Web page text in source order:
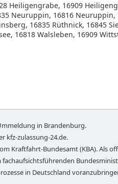
Heiligengrabe, 16909
Neuruppin, 16816
16835 Rüthnick, 16845
16818 Walsleben, 16909
in Brandenburg.
kfz-zulassung-24.de.
Kraftfahrt-Bundesamt (KBA). Als
in Deutschland